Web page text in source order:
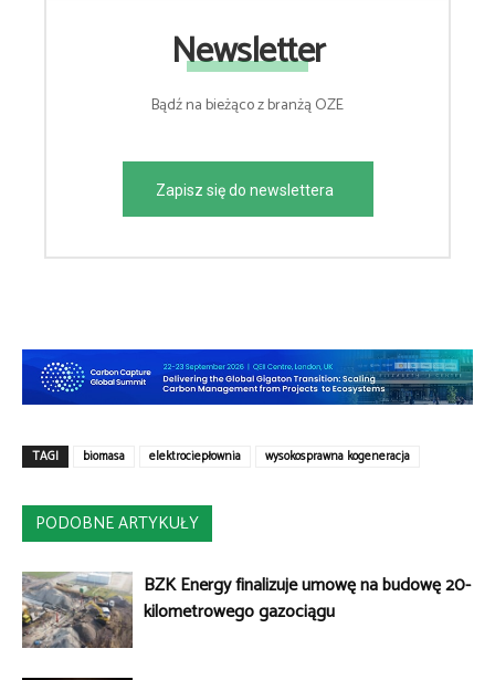
Newsletter
Bądź na bieżąco z branżą OZE
Zapisz się do newslettera
TAGI biomasa elektrociepłownia wysokosprawna kogeneracja
PODOBNE ARTYKUŁY
BZK Energy finalizuje umowę na budowę 20-
kilometrowego gazociągu